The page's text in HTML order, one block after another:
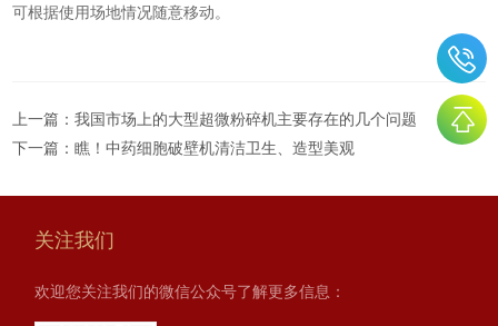
可根据使用场地情况随意移动。
上一篇：我国市场上的大型超微粉碎机主要存在的几个问题
下一篇：瞧！中药细胞破壁机清洁卫生、造型美观
关注我们
欢迎您关注我们的微信公众号了解更多信息：